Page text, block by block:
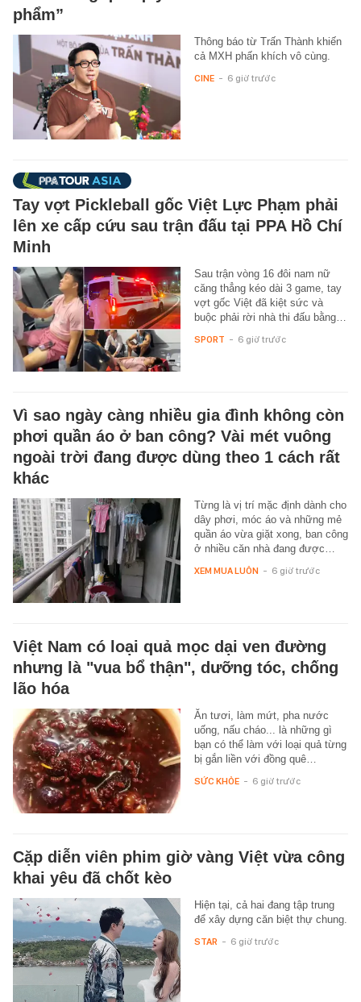
phẩm”
Thông báo từ Trấn Thành khiến
cả MXH phấn khích vô cùng.
CINE - 6 giờ trước
Tay vợt Pickleball gốc Việt Lực Phạm phải
lên xe cấp cứu sau trận đấu tại PPA Hồ Chí
Minh
Sau trận vòng 16 đôi nam nữ
căng thẳng kéo dài 3 game, tay
vợt gốc Việt đã kiệt sức và
buộc phải rời nhà thi đấu bằng…
SPORT - 6 giờ trước
Vì sao ngày càng nhiều gia đình không còn
phơi quần áo ở ban công? Vài mét vuông
ngoài trời đang được dùng theo 1 cách rất
khác
Từng là vị trí mặc định dành cho
dây phơi, móc áo và những mẻ
quần áo vừa giặt xong, ban công
ở nhiều căn nhà đang được…
XEM MUA LUÔN - 6 giờ trước
Việt Nam có loại quả mọc dại ven đường
nhưng là "vua bổ thận", dưỡng tóc, chống
lão hóa
Ăn tươi, làm mứt, pha nước
uống, nấu cháo... là những gì
bạn có thể làm với loại quả từng
bị gắn liền với đồng quê…
SỨC KHỎE - 6 giờ trước
Cặp diễn viên phim giờ vàng Việt vừa công
khai yêu đã chốt kèo
Hiện tại, cả hai đang tập trung
để xây dựng căn biệt thự chung.
STAR - 6 giờ trước